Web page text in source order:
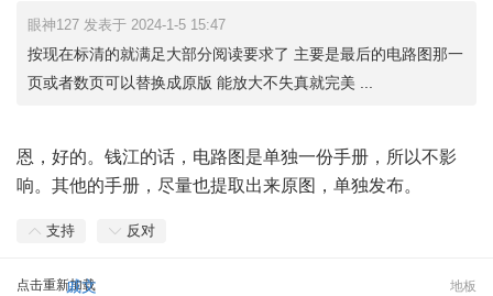
眼神127 发表于 2024-1-5 15:47
按现在标清的就满足大部分阅读要求了 主要是最后的电路图那一
页或者数页可以替换成原版 能放大不失真就完美 ...
恩，好的。钱江的话，电路图是单独一份手册，所以不影
响。其他的手册，尽量也提取出来原图，单独发布。
支持 反对
点击重新加载 地板
戚文